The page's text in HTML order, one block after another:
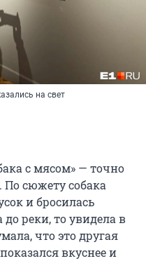
на свет
с мясом» — точно
сюжету собака
и бросилась
реки, то увидела в
что это другая
вкуснее и